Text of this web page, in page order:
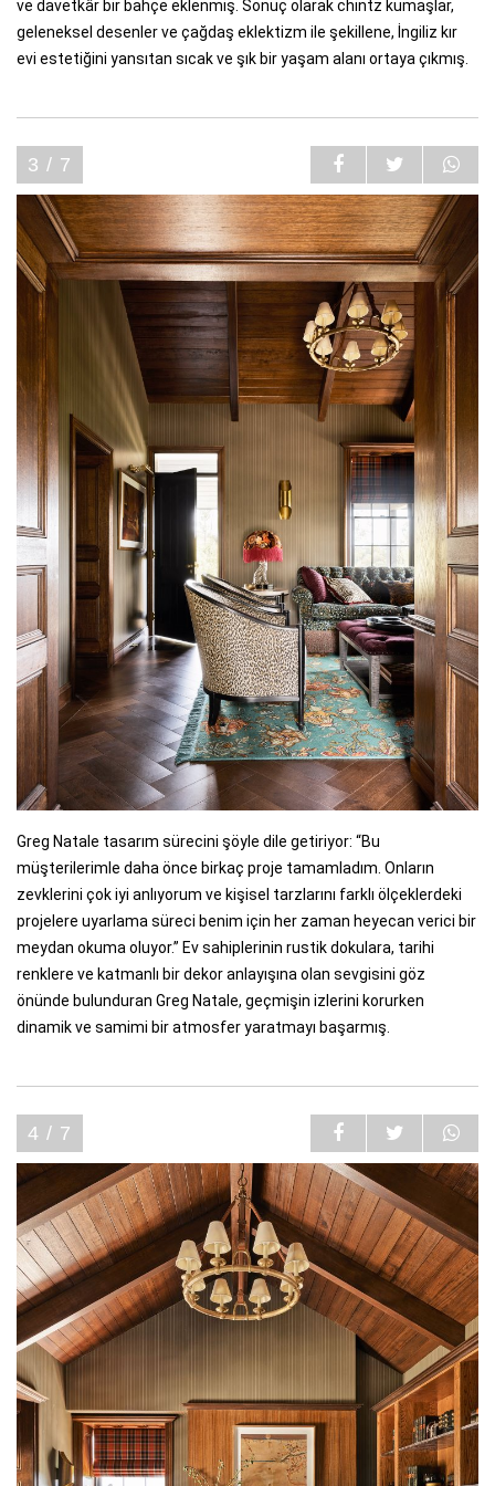
ve davetkâr bir bahçe eklenmiş. Sonuç olarak chintz kumaşlar,
geleneksel desenler ve çağdaş eklektizm ile şekillene, İngiliz kır
evi estetiğini yansıtan sıcak ve şık bir yaşam alanı ortaya çıkmış.
3 / 7
Greg Natale tasarım sürecini şöyle dile getiriyor: “Bu
müşterilerimle daha önce birkaç proje tamamladım. Onların
zevklerini çok iyi anlıyorum ve kişisel tarzlarını farklı ölçeklerdeki
projelere uyarlama süreci benim için her zaman heyecan verici bir
meydan okuma oluyor.” Ev sahiplerinin rustik dokulara, tarihi
renklere ve katmanlı bir dekor anlayışına olan sevgisini göz
önünde bulunduran Greg Natale, geçmişin izlerini korurken
dinamik ve samimi bir atmosfer yaratmayı başarmış.
4 / 7